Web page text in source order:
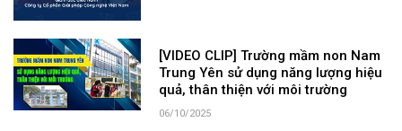
[VIDEO CLIP] Trường mầm non Nam
Trung Yên sử dụng năng lượng hiệu
quả, thân thiện với môi trường
06/10/2025